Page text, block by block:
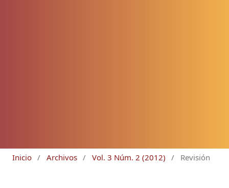
Inicio / Archivos / Vol. 3 Núm. 2 (2012) / Revisión